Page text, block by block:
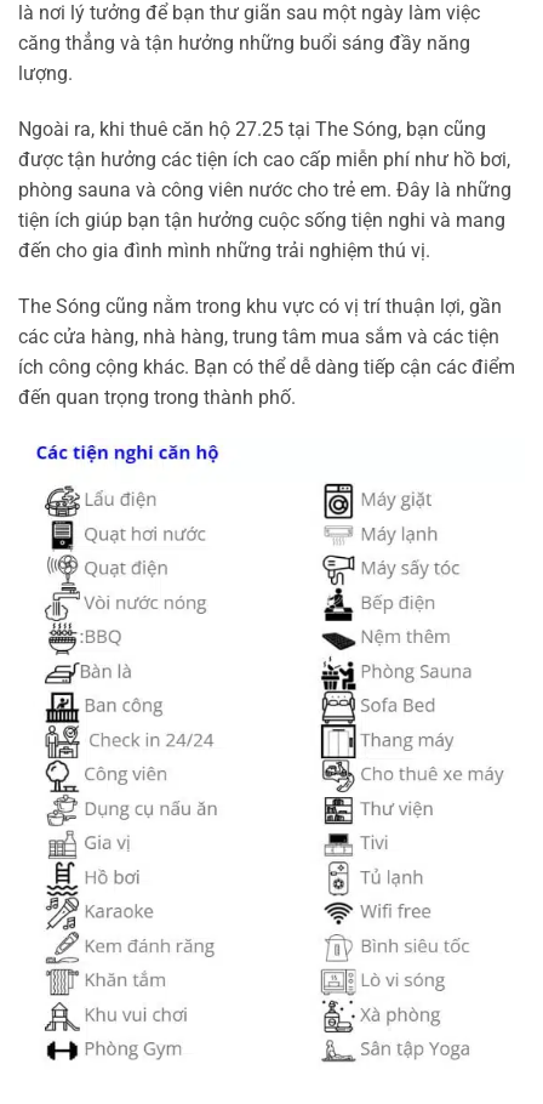
là nơi lý tưởng để bạn thư giãn sau một ngày làm việc
căng thẳng và tận hưởng những buổi sáng đầy năng
lượng.
Ngoài ra, khi thuê căn hộ 27.25 tại The Sóng, bạn cũng
được tận hưởng các tiện ích cao cấp miễn phí như hồ bơi,
phòng sauna và công viên nước cho trẻ em. Đây là những
tiện ích giúp bạn tận hưởng cuộc sống tiện nghi và mang
đến cho gia đình mình những trải nghiệm thú vị.
The Sóng cũng nằm trong khu vực có vị trí thuận lợi, gần
các cửa hàng, nhà hàng, trung tâm mua sắm và các tiện
ích công cộng khác. Bạn có thể dễ dàng tiếp cận các điểm
đến quan trọng trong thành phố.